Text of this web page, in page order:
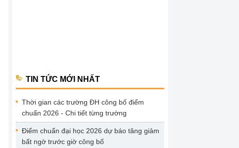
TIN TỨC MỚI NHẤT
Thời gian các trường ĐH công bố điểm
chuẩn 2026 - Chi tiết từng trường
Điểm chuẩn đại học 2026 dự báo tăng giảm
bất ngờ trước giờ công bố